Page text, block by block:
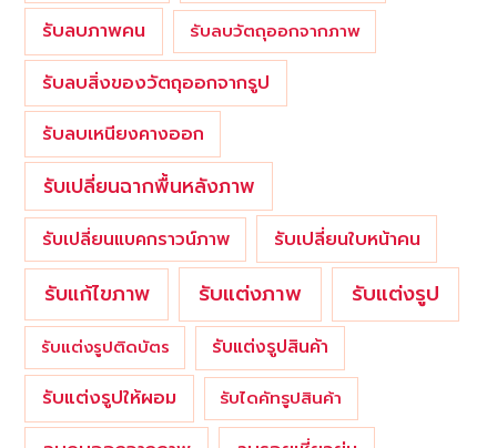
รับลบภาพคน
รับลบวัตถุออกจากภาพ
รับลบสิ่งของวัตถุออกจากรูป
รับลบเหนียงคางออก
รับเปลี่ยนฉากพื้นหลังภาพ
รับเปลี่ยนแบคกราวน์ภาพ รับเปลี่ยนใบหน้าคน
รับแก้ไขภาพ รับแต่งภาพ รับแต่งรูป
รับแต่งรูปติดบัตร รับแต่งรูปสินค้า
รับแต่งรูปให้ผอม รับไดคัทรูปสินค้า